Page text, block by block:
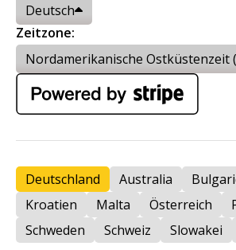
Deutsch
Zeitzone:
Nordamerikanische Ostküstenzeit
Deutschland Australia
Kroatien
Malta Österreich
Schweden
Schweiz Slowakei